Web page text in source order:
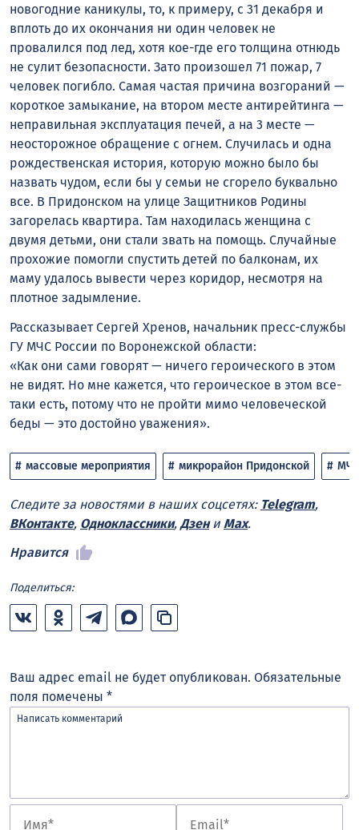
новогодние каникулы, то, к примеру, с 31 декабря и
вплоть до их окончания ни один человек не
провалился под лед, хотя кое-где его толщина отнюдь
не сулит безопасности. Зато произошел 71 пожар, 7
человек погибло. Самая частая причина возгораний —
короткое замыкание, на втором месте антирейтинга —
неправильная эксплуатация печей, а на 3 месте —
неосторожное обращение с огнем. Случилась и одна
рождественская история, которую можно было бы
назвать чудом, если бы у семьи не сгорело буквально
все. В Придонском на улице Защитников Родины
загорелась квартира. Там находилась женщина с
двумя детьми, они стали звать на помощь. Случайные
прохожие помогли спустить детей по балконам, их
маму удалось вывести через коридор, несмотря на
плотное задымление.
Рассказывает Сергей Хренов, начальник пресс-службы
ГУ МЧС России по Воронежской области:
«Как они сами говорят — ничего героического в этом
не видят. Но мне кажется, что героическое в этом все-
таки есть, потому что не пройти мимо человеческой
беды — это достойно уважения».
массовые мероприятия микрорайон Придонской МЧС
Следите за новостями в наших соцсетях: Telegram,
ВКонтакте, Одноклассники, Дзени Max.
Нравится
Поделиться:
Ваш адрес email не будет опубликован. Обязательные
поля помечены *